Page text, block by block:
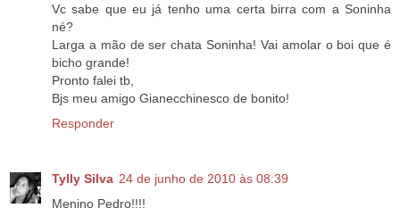
Vc sabe que eu já tenho uma certa birra com a Soninha
né?
Larga a mão de ser chata Soninha! Vai amolar o boi que é
bicho grande!
Pronto falei tb,
Bjs meu amigo Gianecchinesco de bonito!
Responder
Tylly Silva 24 de junho de 2010 às 08:39
Menino Pedro!!!!